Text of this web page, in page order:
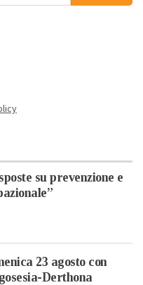
su prevenzione e
23 agosto con
Derthona